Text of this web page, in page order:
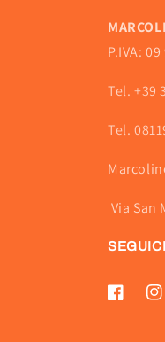
P.IVA:
Tel. +39
Tel.
Via San
Facebook